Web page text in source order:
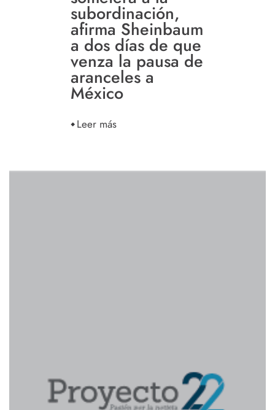
subordinación,
afirma Sheinbaum
a dos días de que
venza la pausa de
aranceles a
México
Leer más